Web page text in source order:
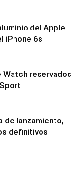
del Apple
iPhone 6s
Watch reservados
de lanzamiento,
definitivos